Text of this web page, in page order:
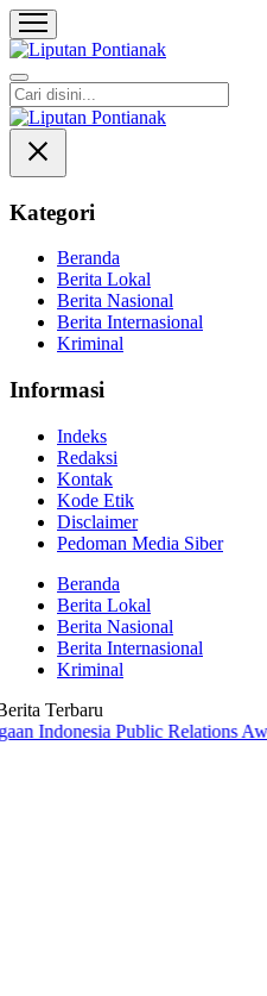
Liputan Pontianak
Berita Terkini dan TerUpdate
Kategori
Beranda
Berita Lokal
Berita Nasional
Berita Internasional
Kriminal
Informasi
Indeks
Redaksi
Kontak
Kode Etik
Disclaimer
Pedoman Media Siber
Beranda
Berita Lokal
Berita Nasional
Berita Internasional
Kriminal
Terbaru
Public Relations Awards 2026